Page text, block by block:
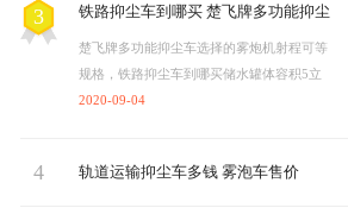
3
铁路抑尘车到哪买 楚飞牌多功能抑尘
楚飞牌多功能抑尘车选择的雾炮机射程可等
规格，铁路抑尘车到哪买储水罐体容积5立
方，雾炮车具有洒水车的全部功能：前冲、
2020-09-04
4 轨道运输抑尘车多钱 雾泡车售价